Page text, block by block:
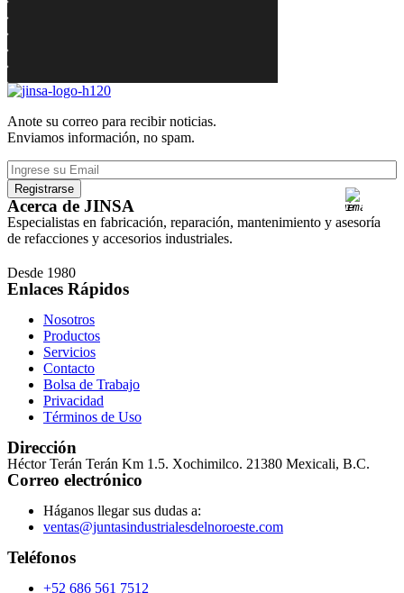
More Details
More Details
More Details
Anote su correo para recibir noticias.
Enviamos información, no spam.
Acerca de JINSA
Especialistas en fabricación, reparación, mantenimiento y asesoría
de refacciones y accesorios industriales.
Desde 1980
Enlaces Rápidos
Nosotros
Productos
Servicios
Contacto
Bolsa de Trabajo
Privacidad
Términos de Uso
Dirección
Héctor Terán Terán Km 1.5. Xochimilco. 21380 Mexicali, B.C.
Correo electrónico
Háganos llegar sus dudas a:
ventas@juntasindustrialesdelnoroeste.com
Teléfonos
+52 686 561 7512